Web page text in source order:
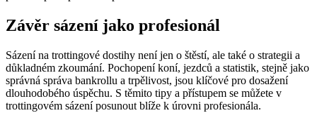
Závěr sázení jako profesionál
Sázení na trottingové dostihy není jen o štěstí, ale také o strategii a
důkladném zkoumání. Pochopení koní, jezdců a statistik, stejně jako
správná správa bankrollu a trpělivost, jsou klíčové pro dosažení
dlouhodobého úspěchu. S těmito tipy a přístupem se můžete v
trottingovém sázení posunout blíže k úrovni profesionála.